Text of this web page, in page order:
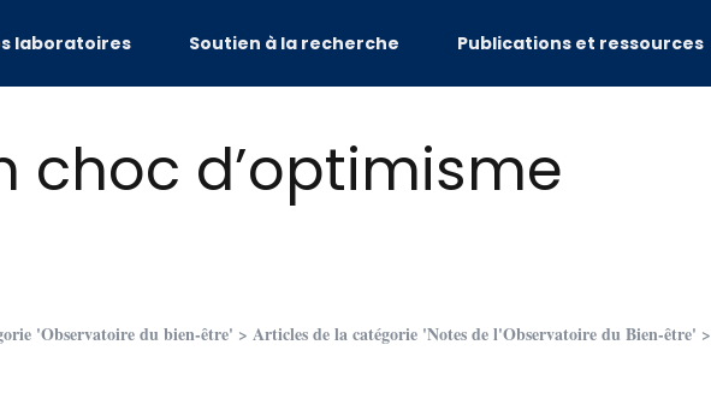
laboratoires Soutien à la recherche Publications et ressources
choc d’optimisme
'Observatoire du bien-être' > Articles de la catégorie 'Notes de l'Observatoire du Bien-être' >